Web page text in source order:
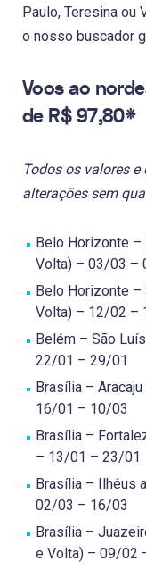
Paulo, Teresina ou
o nosso buscador
Voos ao
de R$ 97,80*
Todos os valores
alterações sem
Belo Horizonte –
Volta) – 03/03 –
Belo Horizonte –
Volta) – 12/02 –
Belém – São
22/01 – 29/01
Brasília – Aracaju
16/01 – 10/03
Brasília –
– 13/01 – 23/01
Brasília – Ilhéus
02/03 – 16/03
Brasília –
e Volta) – 09/02